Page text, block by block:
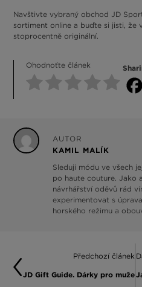
Navštivte vybraný obchod JD
sortiment online a buďte si jisti, že
stoprocentně originální.
Ohodnoťte článek
AUTOR
KAMIL MALÍK
Sleduji módu ve všech
po haute couture. Jako
návrhářství oděvů rád
experimentovat s
horského režimu a
Předchozí článek
JD Gift Guide. Dárky pro muže